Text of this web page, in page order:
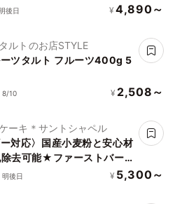
薇｜お好きなお写真と数字
後日 ¥ 4,890～
ルトのお店STYLE
ーツタルト フルーツ400g 5
8/10 ¥ 2,508～
ーキ＊サントシャペル
ー対応〉国産小麦粉と安心材
去可能★ファーストバー
4号 12cm王冠の数字は選
明後日 ¥ 5,300～